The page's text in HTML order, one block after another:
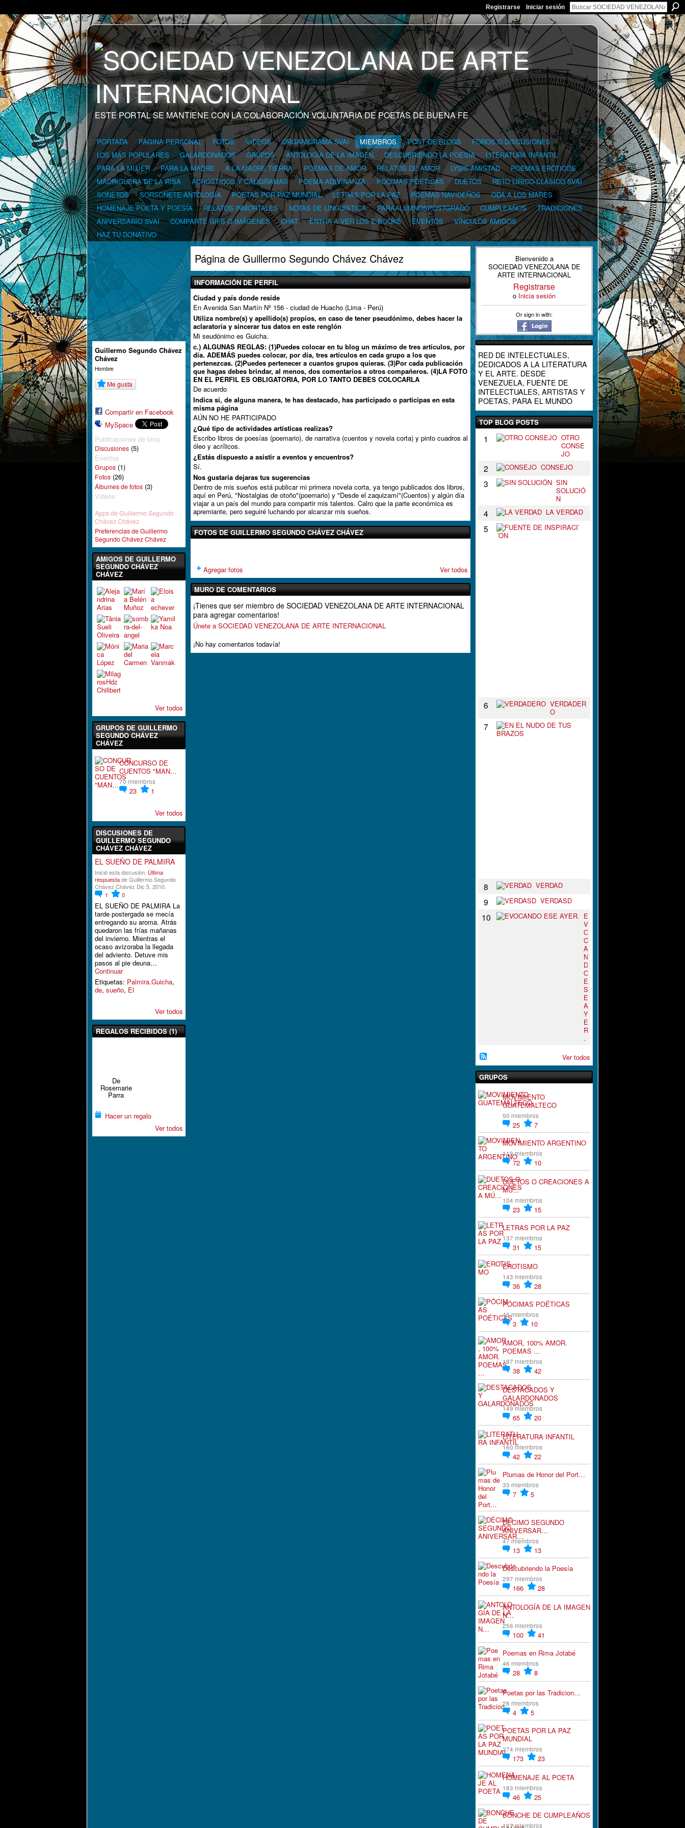
Registrarse Iniciar sesión
ESTE PORTAL SE MANTIENE CON LA COLABORACIÓN VOLUNTARIA DE POETAS DE BUENA FE
PORTADA PÁGINA PERSONAL FOTOS VIDEOS ORGANIGRAMA SVAI MIEMBROS POST DE BLOGS
FOROS O DISCUSIONES
LOS MÁS POPULARES
GALARDONADOS GRUPOS ANTOLOGÍA DE LA IMAGEN DESCUBRIENDO LA POESÍA
LITERATURA INFANTIL
PARA LA MUJER
PARA LA MADRE A LA MADRE TIERRA POEMAS DE AMOR RELATOS DE AMOR LYSIS-AMISTAD
POEMAS ERÓTICOS
MADRIGUERA DE LA RISA
ACRÓSTICOS Y CALIGRAMAS POEMA-ADIVINANZA PÓCIMAS POÉTICAS DUETOS
RETO LÍRICO-CLÁSICO SVAI
SONETOS
SORSONETE-ANTOLOGÍA POETAS POR PAZ MUNDIAL LETRAS POR LA PAZ POEMAS NAVIDEÑOS
ODA A LOS MARES
HOMENAJE POETA Y POESÍA
RELATOS INMORTALES NOTAS DE LINGÜÍSTICA PARAALUMNOSPOSTGRADO CUMPLEAÑOS
TRADICIONES
ANIVERSARIO SVAI
COMPARTE GIFS O IMÁGENES CHAT ENTRA A VER LOS E-BOOKS EVENTOS
VÍNCULOS AMIGOS
HAZ TU DONATIVO
Guillermo Segundo Chávez
Chávez
Hombre
Me gusta
Compartir en Facebook
MySpace
Publicaciones de blog
Discusiones (5)
Eventos
Grupos (1)
Fotos (26)
Álbumes de fotos (3)
Videos
Apps de Guillermo Segundo
Chávez Chávez
Preferencias de Guillermo
Segundo Chávez Chávez
AMIGOS DE GUILLERMO
SEGUNDO CHÁVEZ
CHÁVEZ
Ver todos
GRUPOS DE GUILLERMO
SEGUNDO CHÁVEZ
CHÁVEZ
CONCURSO DE
CUENTOS "MAN…
70 miembros
23 1
Ver todos
DISCUSIONES DE
GUILLERMO SEGUNDO
CHÁVEZ CHÁVEZ
EL SUEÑO DE PALMIRA
Inició esta discusión. Última
respuestade Guillermo Segundo
Chávez Chávez Dic 5, 2010.
1
0
EL SUEÑO DE PALMIRA La
tarde postergada se mecía
entregando su aroma. Atrás
quedaron las frías mañanas
del invierno. Mientras el
ocaso avizoraba la llegada
del adviento. Detuve mis
pasos al pie deuna…
Continuar
Etiquetas: Palmira.Guicha,
de, sueño, El
Ver todos
REGALOS RECIBIDOS (1)
De
Rosemarie
Parra
Hacer un regalo
Ver todos
Página de Guillermo Segundo Chávez Chávez
INFORMACIÓN DE PERFIL
Ciudad y país donde reside
En Avenida San Martín Nº 156 - ciudad de Huacho (Lima - Perú)
Utiliza nombre(s) y apellido(s) propios, en caso de tener pseudónimo, debes hacer la
aclaratoria y sincerar tus datos en este renglón
Mi seudónimo es Guicha.
c.) ALGUNAS REGLAS: (1)Puedes colocar en tu blog un máximo de tres artículos, por
día. ADEMÁS puedes colocar, por día, tres artículos en cada grupo a los que
pertenezcas. (2)Puedes pertenecer a cuantos grupos quieras. (3)Por cada publicación
que hagas debes brindar, al menos, dos comentarios a otros compañeros. (4)LA FOTO
EN EL PERFIL ES OBLIGATORIA, POR LO TANTO DEBES COLOCARLA
De acuerdo
Indica si, de alguna manera, te has destacado, has participado o participas en esta
misma página
AÚN NO HE PARTICIPADO
¿Qué tipo de actividades artísticas realizas?
Escribo libros de poesías (poemario), de narrativa (cuentos y novela corta) y pinto cuadros al
óleo y acrílicos.
¿Estás dispuesto a asistir a eventos y encuentros?
Sí.
Nos gustaria dejaras tus sugerencias
Dentro de mis sueños está publicar mi primera novela corta, ya tengo publicados dos libros,
aquí en Perú, "Nostalgias de otoño"(poemario) y "Desde el zaquizamí"(Cuentos) y algún día
viajar a un país del mundo para compartir mis talentos. Calro que la parte económica es
apremiante, pero seguiré luchando por alcanzar mis sueños.
FOTOS DE GUILLERMO SEGUNDO CHÁVEZ CHÁVEZ
Agregar fotos Ver todos
MURO DE COMENTARIOS
¡Tienes que ser miembro de SOCIEDAD VENEZOLANA DE ARTE INTERNACIONAL
para agregar comentarios!
Únete a SOCIEDAD VENEZOLANA DE ARTE INTERNACIONAL
¡No hay comentarios todavía!
Bienvenido a
SOCIEDAD VENEZOLANA DE
ARTE INTERNACIONAL
Registrarse
o Inicia sesión
Or sign in with:
RED DE INTELECTUALES,
DEDICADOS A LA LITERATURA
Y EL ARTE. DESDE
VENEZUELA, FUENTE DE
INTELECTUALES, ARTISTAS Y
POETAS, PARA EL MUNDO
TOP BLOG POSTS
1
OTRO
CONSE
JO
2 CONSEJO
3
SIN
SOLUCIÓ
N
4 LA VERDAD
5
6
VERDADER
O
7
8 VERDAD
9 VERDASD
10
E
V
O
C
A
N
D
O
E
S
E
A
Y
E
R
.
Ver todos
GRUPOS
MOVIMIENTO
GUATEMALTECO
50 miembros
25
7
MOVIMIENTO ARGENTINO
119 miembros
72
10
DUETOS O CREACIONES A
MÚ…
104 miembros
23
15
LETRAS POR LA PAZ
137 miembros
31
15
EROTISMO
143 miembros
36
28
PÓCIMAS POÉTICAS
46 miembros
3
10
AMOR, 100% AMOR.
POEMAS …
197 miembros
38
42
DESTACADOS Y
GALARDONADOS
149 miembros
65
20
LITERATURA INFANTIL
160 miembros
42
22
Plumas de Honor del Port…
33 miembros
7 5
DÉCIMO SEGUNDO
ANIVERSAR…
47 miembros
13
13
Descubriendo la Poesía
297 miembros
166
28
ANTOLOGÍA DE LA IMAGEN
N…
256 miembros
100
41
Poemas en Rima Jotabé
46 miembros
28 8
Poetas por las Tradicion…
28 miembros
4
5
POETAS POR LA PAZ
MUNDIAL
274 miembros
173
23
HOMENAJE AL POETA
183 miembros
46
25
BONCHE DE CUMPLEAÑOS
107 miembros